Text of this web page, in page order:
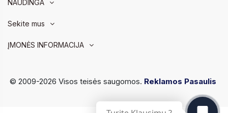
NAUDINGA
Sekite mus
ĮMONĖS INFORMACIJA
© 2009-2026 Visos teisės saugomos. Reklamos Pasaulis